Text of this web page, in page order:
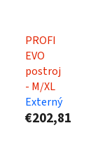
PROFI
EVO
postroj
- M/XL
Externý
€202,81